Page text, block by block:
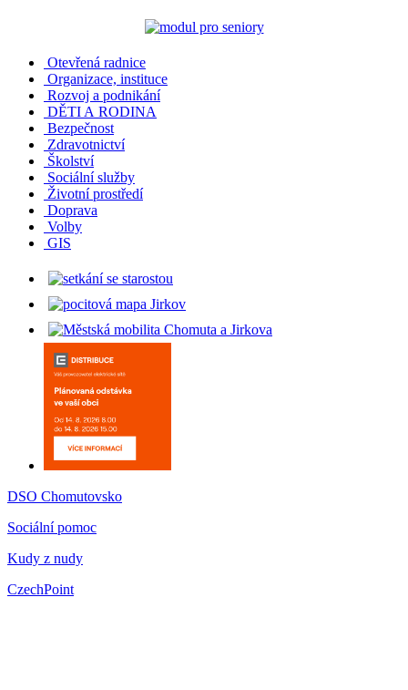
Otevřená radnice
Organizace, instituce
Rozvoj a podnikání
DĚTI A RODINA
Bezpečnost
Zdravotnictví
Školství
Sociální služby
Životní prostředí
Doprava
Volby
GIS
DSO Chomutovsko
Sociální pomoc
Kudy z nudy
CzechPoint